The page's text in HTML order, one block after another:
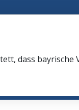
dass bayrische